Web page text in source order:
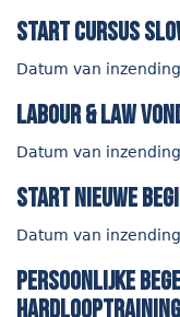
start cursus
Datum van
Labour & Law
Datum van
start nieuwe
Datum van
persoonlijke